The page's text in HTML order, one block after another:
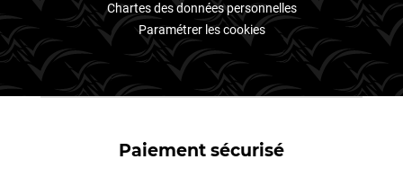
Chartes des données personnelles
Paramétrer les cookies
Paiement sécurisé